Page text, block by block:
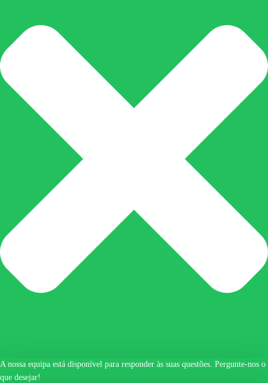
A nossa equipa está disponível para responder às suas questões. Pergunte-nos o
que desejar!